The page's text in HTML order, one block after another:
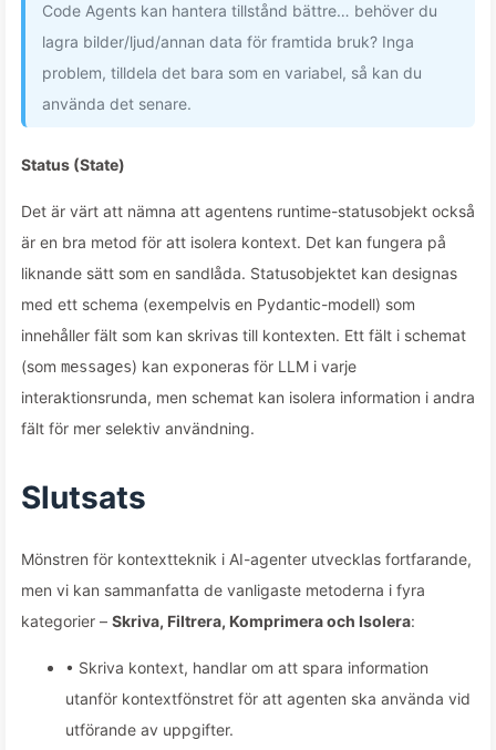
Code Agents kan hantera tillstånd bättre… behöver du
lagra bilder/ljud/annan data för framtida bruk? Inga
problem, tilldela det bara som en variabel, så kan du
använda det senare.
Status (State)
Det är värt att nämna att agentens runtime-statusobjekt också
är en bra metod för att isolera kontext. Det kan fungera på
liknande sätt som en sandlåda. Statusobjektet kan designas
med ett schema (exempelvis en Pydantic-modell) som
innehåller fält som kan skrivas till kontexten. Ett fält i schemat
(som messages) kan exponeras för LLM i varje
interaktionsrunda, men schemat kan isolera information i andra
fält för mer selektiv användning.
Slutsats
Mönstren för kontextteknik i AI-agenter utvecklas fortfarande,
men vi kan sammanfatta de vanligaste metoderna i fyra
kategorier – Skriva, Filtrera, Komprimera och Isolera:
• Skriva kontext, handlar om att spara information
utanför kontextfönstret för att agenten ska använda vid
utförande av uppgifter.